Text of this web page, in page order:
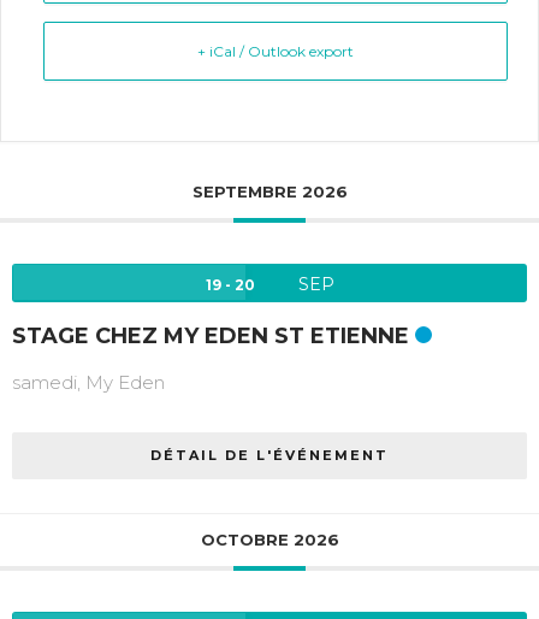
+ iCal / Outlook export
SEPTEMBRE 2026
19 - 20 SEP
STAGE CHEZ MY EDEN ST ETIENNE
samedi, My Eden
DÉTAIL DE L'ÉVÉNEMENT
OCTOBRE 2026